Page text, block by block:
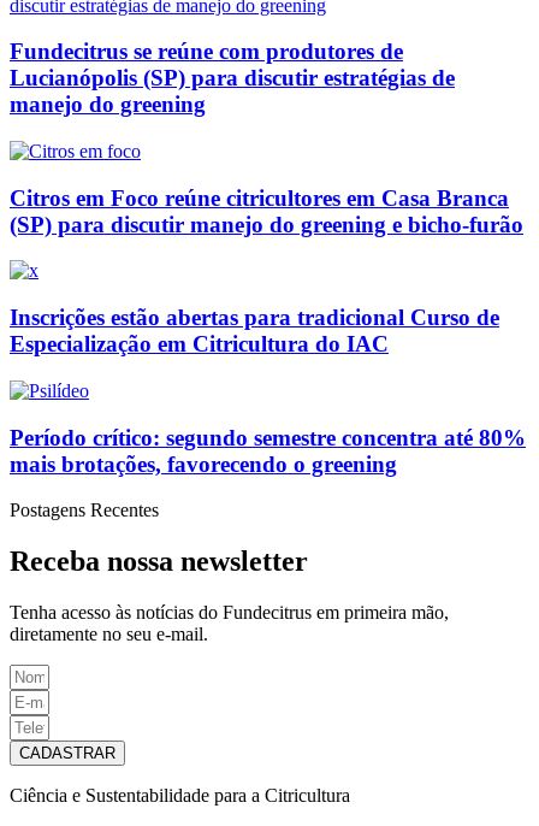
Fundecitrus se reúne com produtores de
Lucianópolis (SP) para discutir estratégias de
manejo do greening
Citros em Foco reúne citricultores em Casa Branca
(SP) para discutir manejo do greening e bicho-furão
Inscrições estão abertas para tradicional Curso de
Especialização em Citricultura do IAC
Período crítico: segundo semestre concentra até 80%
mais brotações, favorecendo o greening
Postagens Recentes
Receba nossa newsletter
Tenha acesso às notícias do Fundecitrus em primeira mão,
diretamente no seu e-mail.
CADASTRAR
Ciência e Sustentabilidade para a Citricultura